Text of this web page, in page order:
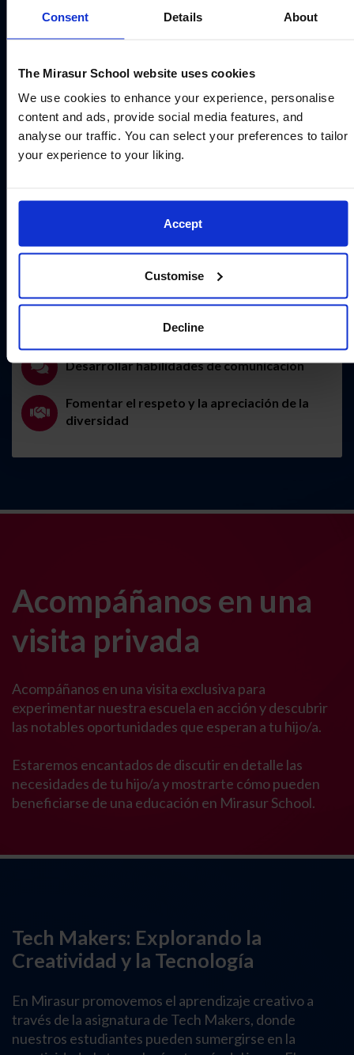
Consent Details About
The Mirasur School website uses cookies
We use cookies to enhance your experience, personalise
content and ads, provide social media features, and
analyse our traffic. You can select your preferences to tailor
your experience to your liking.
Accept
Customise
Decline
Objetivos de nuestro Programa de
Educación Infantil:
Fomentar la curiosidad y el amor por el
aprendizaje
Fomentar el pensamiento crítico y el
Estimular la creatividad y la imaginación
Promover el trabajo en equipo y la
Desarrollar habilidades de comunicación
Fomentar el respeto y la apreciación de la
diversidad
Acompáñanos en una
visita privada
Acompáñanos en una visita exclusiva para
experimentar nuestra escuela en acción y descubrir
las notables oportunidades que esperan a tu hijo/a.
Estaremos encantados de discutir en detalle las
necesidades de tu hijo/a y mostrarte cómo pueden
beneficiarse de una educación en Mirasur School.
Tech Makers: Explorando la
Creatividad y la Tecnología
En Mirasur promovemos el aprendizaje creativo a
través de la asignatura de Tech Makers, donde
nuestros estudiantes pueden sumergirse en la